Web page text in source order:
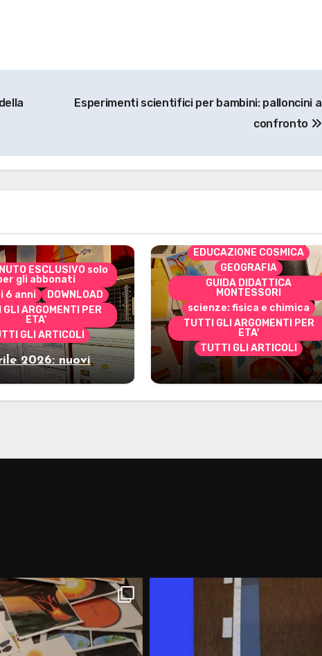
Esperimenti scientifici per bambini: palloncini a
confronto
ESCLUSIVO solo
gli abbonati
6 anni
DOWNLOAD
ARGOMENTI PER
ETA'
GLI ARTICOLI
2026: nuovi
stampabili per
CONTENUTO ESCLUSIVO solo
DOWNLOAD
EDUCAZIONE COSMICA
GEOGRAFIA
GUIDA DIDATTICA
MONTESSORI
scienze: fisica e chimica
TUTTI GLI ARGOMENTI PER
ETA'
TUTTI GLI ARTICOLI
Marzo 2026: nuovi
materiali stampabili per
gli abbonati